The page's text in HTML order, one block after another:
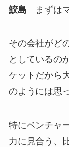
鮫島 まずは
その会社がど
としているの
ケットだから
のようには思
特にベンチャ
力に見合う、